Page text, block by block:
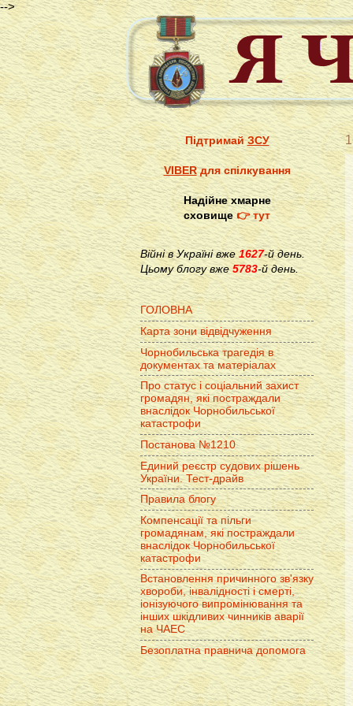
-->
ПідтримайЗСУ
VIBERдля спілкування
Надійне хмарне
сховище👉 тут
Війні в Україні вже1627-й день.
Цьому блогу вже 5783-й день.
ГОЛОВНА
Карта зони відвідчуження
Чорнобильська трагедія в
документах та матеріалах
Про статус і соціальний захист
громадян, які постраждали
внаслідок Чорнобильської
катастрофи
Постанова №1210
Единий реєстр судових рішень
України. Тест-драйв
Правила блогу
Компенсації та пільги
громадянам, які постраждали
внаслідок Чорнобильської
катастрофи
Встановлення причинного зв'язку
хвороби, інвалідності і смерті,
іонізуючого випромінювання та
інших шкідливих чинників аварії
на ЧАЕС
Безоплатна правнича допомога